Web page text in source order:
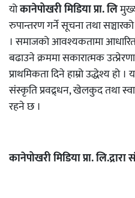
योकानेपोखरी मिडिया प्रा. लि
रुपान्तरण गर्ने सूचना तथा
। समाजको आवश्यकतामा
बढाउने क्रममा सकारात्मक
प्राथमिकता दिने हाम्रो उद्धेश्य हो
संस्कृति प्रवद्र्धन, खेलकुद तथा
रहने छ ।
कानेपोखरी मिडिया प्रा.